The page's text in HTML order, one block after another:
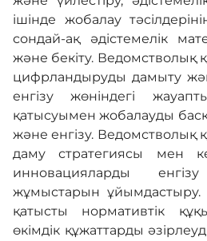
ішінде жобалау
сондай-ақ әдістемелік
және бекіту. Ведомстволық
цифрландыруды дамыту
енгізу жөніндегі
қатысуымен жобалауды
және енгізу. Ведомстволық
даму стратегиясы мен
инновацияларды
жұмыстарын ұйымдастыру.
қатысты нормативтік
өкімдік құжаттарды